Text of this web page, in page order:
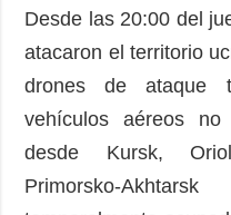
Desde las 20:00 del
atacaron el territorio
drones de ataque
vehículos aéreos
desde Kursk,
Primorsko-